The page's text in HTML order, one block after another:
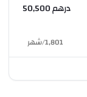
درهم 50,500
1,801
/شهر